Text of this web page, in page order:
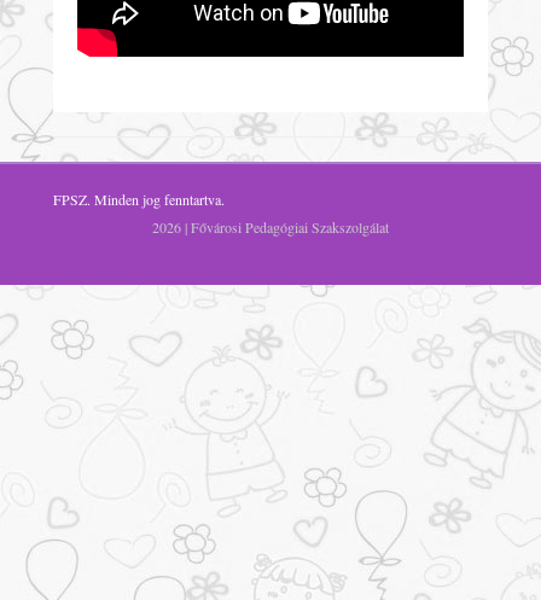
FPSZ. Minden jog fenntartva.
2026 | Fővárosi Pedagógiai Szakszolgálat